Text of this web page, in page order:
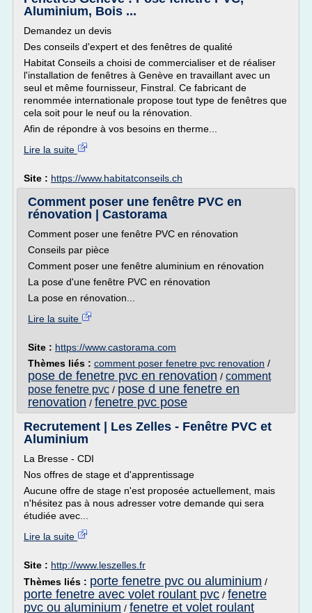
Aluminium, Bois ...
Demandez un devis
Des conseils d'expert et des fenêtres de qualité
Habitat Conseils a choisi de commercialiser et de réaliser
l'installation de fenêtres à Genève en travaillant avec un
seul et même fournisseur, Finstral. Ce fabricant de
renommée internationale propose tout type de fenêtres que
cela soit pour le neuf ou la rénovation.
Afin de répondre à vos besoins en therme...
Lire la suite
Site : https://www.habitatconseils.ch
Comment poser une fenêtre PVC en
rénovation | Castorama
Comment poser une fenêtre PVC en rénovation
Conseils par pièce
Comment poser une fenêtre aluminium en rénovation
La pose d'une fenêtre PVC en rénovation
La pose en rénovation...
Lire la suite
Site : https://www.castorama.com
Thèmes liés : comment poser fenetre pvc renovation /
pose de fenetre pvc en renovation / comment
pose fenetre pvc / pose d une fenetre en
renovation / fenetre pvc pose
Recrutement | Les Zelles - Fenêtre PVC et
Aluminium
La Bresse - CDI
Nos offres de stage et d'apprentissage
Aucune offre de stage n'est proposée actuellement, mais
n'hésitez pas à nous adresser votre demande qui sera
étudiée avec...
Lire la suite
Site : http://www.leszelles.fr
Thèmes liés : porte fenetre pvc ou aluminium /
porte fenetre avec volet roulant pvc / fenetre
pvc ou aluminium / fenetre et volet roulant